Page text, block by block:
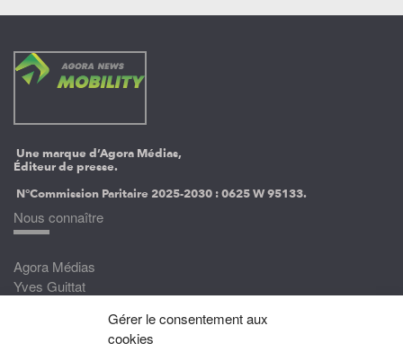
Gérer le consentement aux
cookies
Une marque d’Agora Médias,
Éditeur de presse.
N°Commission Paritaire 2025-2030 :0625 W 95133.
Nous connaître
Agora Médias
Yves Guittat